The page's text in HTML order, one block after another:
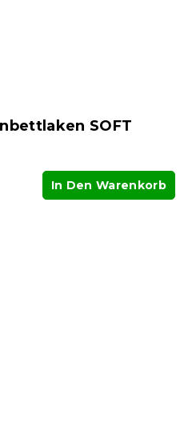
SOFT
In Den Warenkorb